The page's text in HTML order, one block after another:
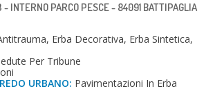
- INTERNO PARCO PESCE - 84091 BATTIPAGLIA
Erba Decorativa, Erba Sintetica,
Per Tribune
URBANO: Pavimentazioni In Erba